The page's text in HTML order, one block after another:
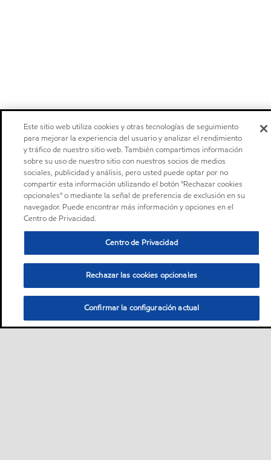
Este sitio web utiliza cookies y otras tecnologías de seguimiento
para mejorar la experiencia del usuario y analizar el rendimiento
y tráfico de nuestro sitio web. También compartimos información
sobre su uso de nuestro sitio con nuestros socios de medios
sociales, publicidad y análisis, pero usted puede optar por no
compartir esta información utilizando el botón "Rechazar cookies
opcionales" o mediante la señal de preferencia de exclusión en su
navegador. Puede encontrar más información y opciones en el
Centro de Privacidad.
Centro de Privacidad
Rechazar las cookies opcionales
Confirmar la configuración actual